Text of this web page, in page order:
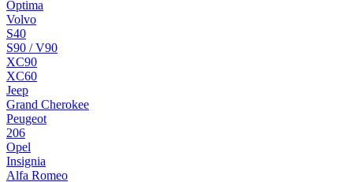
Optima
Volvo
S40
S90 / V90
XC90
XC60
Jeep
Grand Cherokee
Peugeot
206
Opel
Insignia
Alfa Romeo